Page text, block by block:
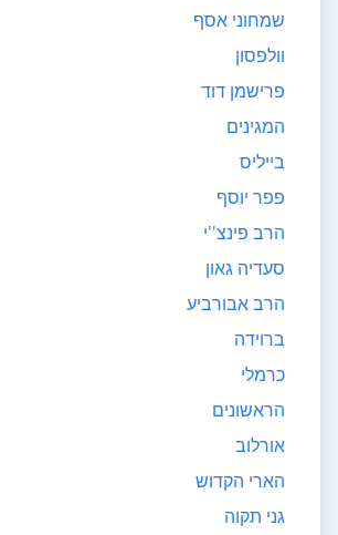
שמחוני אסף
וולפסון
פרישמן דוד
המגינים
בייליס
פפר יוסף
הרב פינצ''י
סעדיה גאון
הרב אבורביע
ברוידה
כרמלי
הראשונים
אורלוב
הארי הקדוש
גני תקוה